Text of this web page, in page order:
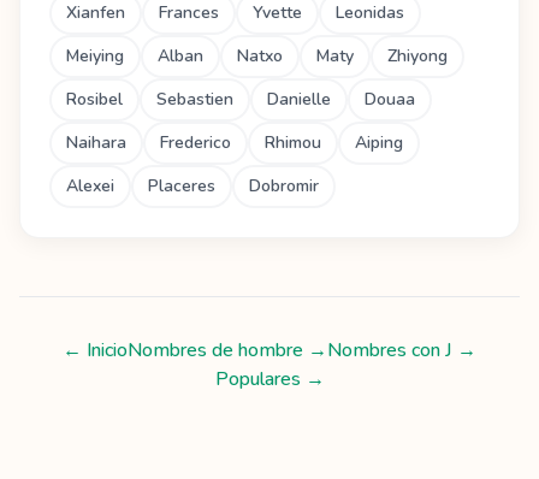
Xianfen Frances Yvette
Leonidas
Meiying
Alban Natxo Maty
Zhiyong
Rosibel
Sebastien Danielle
Douaa
Naihara
Frederico Rhimou
Aiping
Alexei
Placeres Dobromir
← InicioNombres de hombre →Nombres conJ →
Populares →